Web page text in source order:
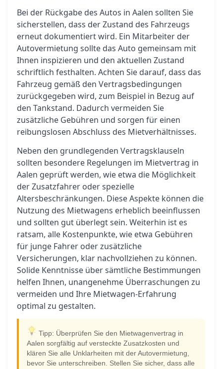
Bei der Rückgabe des Autos in Aalen sollten Sie
sicherstellen, dass der Zustand des Fahrzeugs
erneut dokumentiert wird. Ein Mitarbeiter der
Autovermietung sollte das Auto gemeinsam mit
Ihnen inspizieren und den aktuellen Zustand
schriftlich festhalten. Achten Sie darauf, dass das
Fahrzeug gemäß den Vertragsbedingungen
zurückgegeben wird, zum Beispiel in Bezug auf
den Tankstand. Dadurch vermeiden Sie
zusätzliche Gebühren und sorgen für einen
reibungslosen Abschluss des Mietverhältnisses.
Neben den grundlegenden Vertragsklauseln
sollten besondere Regelungen im Mietvertrag in
Aalen geprüft werden, wie etwa die Möglichkeit
der Zusatzfahrer oder spezielle
Altersbeschränkungen. Diese Aspekte können die
Nutzung des Mietwagens erheblich beeinflussen
und sollten gut überlegt sein. Weiterhin ist es
ratsam, alle Kostenpunkte, wie etwa Gebühren
für junge Fahrer oder zusätzliche
Versicherungen, klar nachvollziehen zu können.
Solide Kenntnisse über sämtliche Bestimmungen
helfen Ihnen, unangenehme Überraschungen zu
vermeiden und Ihre Mietwagen-Erfahrung
optimal zu gestalten.
Tipp: Überprüfen Sie den Mietwagenvertrag in
Aalen sorgfältig auf versteckte Zusatzkosten und
klären Sie alle Unklarheiten mit der Autovermietung,
bevor Sie unterschreiben. Stellen Sie sicher, dass alle